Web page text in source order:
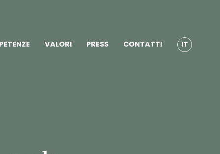
VALORI PRESS CONTATTI IT